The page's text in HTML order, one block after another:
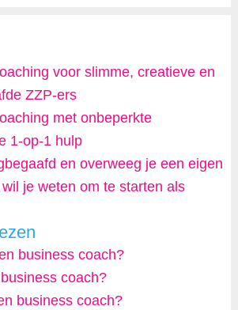
voor slimme, creatieve en
ZZP-ers
met onbeperkte
1-op-1 hulp
en overweeg je een eigen
je weten om te starten als
business coach?
coach?
business coach?